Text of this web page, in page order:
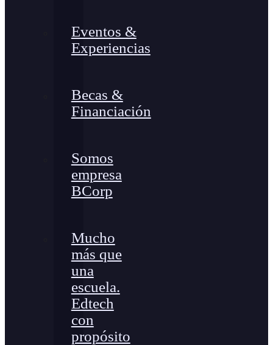
Eventos &
Experiencias
Becas &
Financiación
Somos
empresa
BCorp
Mucho
más que
una
escuela.
Edtech
con
propósito